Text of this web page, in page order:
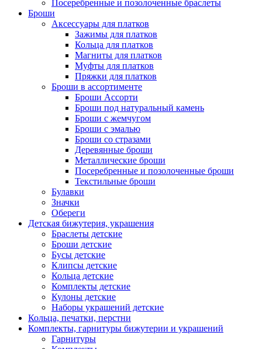
Посеребренные и позолоченные браслеты
Броши
Аксессуары для платков
Зажимы для платков
Кольца для платков
Магниты для платков
Муфты для платков
Пряжки для платков
Броши в ассортименте
Броши Ассорти
Броши под натуральный камень
Броши с жемчугом
Броши с эмалью
Броши со стразами
Деревянные броши
Металлические броши
Посеребренные и позолоченные броши
Текстильные броши
Булавки
Значки
Обереги
Детская бижутерия, украшения
Браслеты детские
Броши детские
Бусы детские
Клипсы детские
Кольца детские
Комплекты детские
Кулоны детские
Наборы украшений детские
Кольца, печатки, перстни
Комплекты, гарнитуры бижутерии и украшений
Гарнитуры